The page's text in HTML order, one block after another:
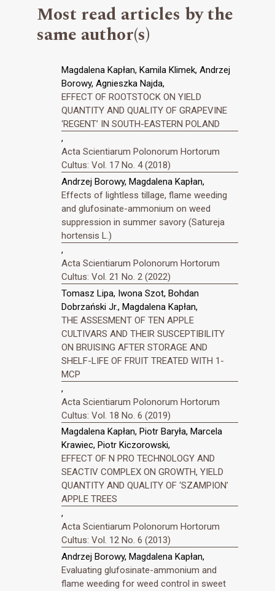
Most read articles by the
same author(s)
Magdalena Kapłan, Kamila Klimek, Andrzej
Borowy, Agnieszka Najda,
EFFECT OF ROOTSTOCK ON YIELD
QUANTITY AND QUALITY OF GRAPEVINE
‘REGENT’ IN SOUTH-EASTERN POLAND
,
Acta Scientiarum Polonorum Hortorum
Cultus: Vol. 17 No. 4 (2018)
Andrzej Borowy, Magdalena Kapłan,
Effects of lightless tillage, flame weeding
and glufosinate-ammonium on weed
suppression in summer savory (Satureja
hortensis L.)
,
Acta Scientiarum Polonorum Hortorum
Cultus: Vol. 21 No. 2 (2022)
Tomasz Lipa, Iwona Szot, Bohdan
Dobrzański Jr., Magdalena Kapłan,
THE ASSESMENT OF TEN APPLE
CULTIVARS AND THEIR SUSCEPTIBILITY
ON BRUISING AFTER STORAGE AND
SHELF-LIFE OF FRUIT TREATED WITH 1-
MCP
,
Acta Scientiarum Polonorum Hortorum
Cultus: Vol. 18 No. 6 (2019)
Magdalena Kapłan, Piotr Baryła, Marcela
Krawiec, Piotr Kiczorowski,
EFFECT OF N PRO TECHNOLOGY AND
SEACTIV COMPLEX ON GROWTH, YIELD
QUANTITY AND QUALITY OF ‘SZAMPION’
APPLE TREES
,
Acta Scientiarum Polonorum Hortorum
Cultus: Vol. 12 No. 6 (2013)
Andrzej Borowy, Magdalena Kapłan,
Evaluating glufosinate-ammonium and
flame weeding for weed control in sweet